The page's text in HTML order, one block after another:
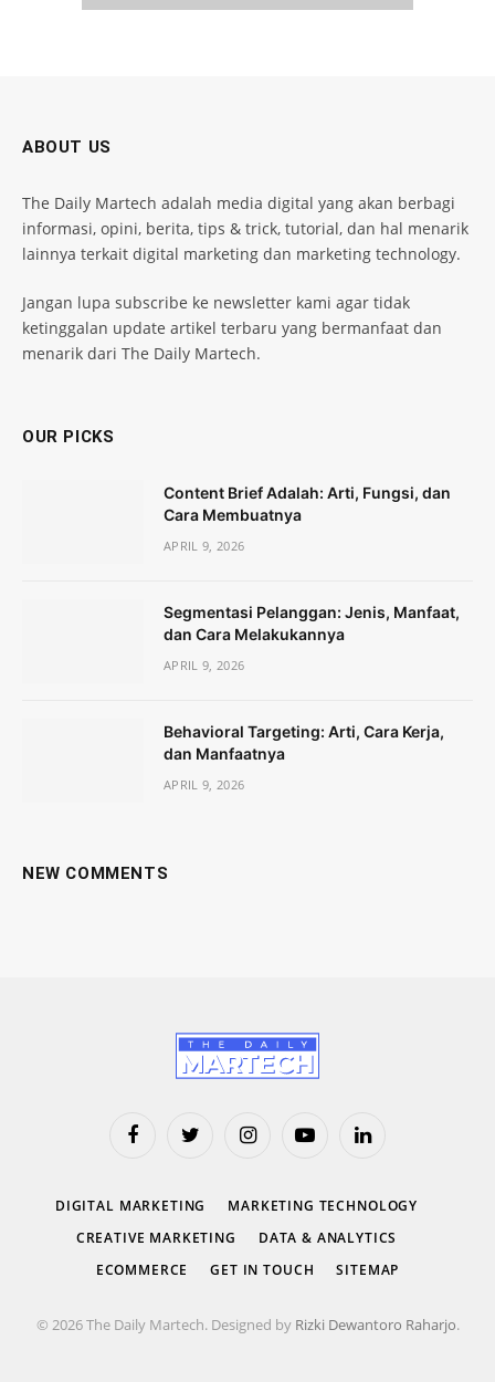
ABOUT US
The Daily Martech adalah media digital yang akan berbagi
informasi, opini, berita, tips & trick, tutorial, dan hal menarik
lainnya terkait digital marketing dan marketing technology.
Jangan lupa subscribe ke newsletter kami agar tidak
ketinggalan update artikel terbaru yang bermanfaat dan
menarik dari The Daily Martech.
OUR PICKS
Content Brief Adalah: Arti, Fungsi, dan
Cara Membuatnya
APRIL 9, 2026
Segmentasi Pelanggan: Jenis, Manfaat,
dan Cara Melakukannya
APRIL 9, 2026
Behavioral Targeting: Arti, Cara Kerja,
dan Manfaatnya
APRIL 9, 2026
NEW COMMENTS
FacebookTwitter InstagramYouTubeLinkedIn
DIGITAL MARKETING
MARKETING TECHNOLOGY
CREATIVE MARKETING
DATA & ANALYTICS
ECOMMERCE
GET IN TOUCH SITEMAP
© 2026 The Daily Martech. Designed by Rizki Dewantoro Raharjo.